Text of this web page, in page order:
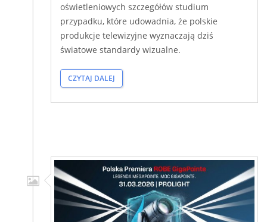
oświetleniowych szczegółów studium
przypadku, które udowadnia, że polskie
produkcje telewizyjne wyznaczają dziś
światowe standardy wizualne.
CZYTAJ DALEJ